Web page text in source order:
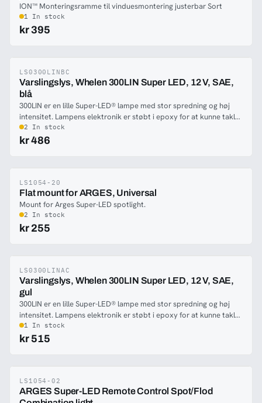
ION™ Monteringsramme til vinduesmontering justerbar Sort
1 In stock
kr 395
-33%
LS0300LINBC
Varslingslys, Whelen 300LIN Super LED, 12 V, SAE,
blå
300LIN er en lille Super-LED® lampe med stor spredning og høj
intensitet. Lampens elektronik er støbt i epoxy for at kunne takle
varierende temperaturer, fugtighed og vibrationer. Lampen har
klare linser uafhængigt af varslingsfarven. Lampens lille størrelse
kraftig lampe.
2 In stock
kr 486
-29%
LS1054-20
Flat mount for ARGES, Universal
Mount for Arges Super-LED spotlight.
2 In stock
kr 255
-29%
LS0300LINAC
Varslingslys, Whelen 300LIN Super LED, 12 V, SAE,
gul
300LIN er en lille Super-LED® lampe med stor spredning og høj
intensitet. Lampens elektronik er støbt i epoxy for at kunne takle
varierende temperaturer, fugtighed og vibrationer. Lampen har
klare linser uafhængigt af varslingsfarven. Lampens lille størrelse
kraftig lampe.
1 In stock
kr 515
-28%
LS1054-02
ARGES Super-LED Remote Control Spot/Flod